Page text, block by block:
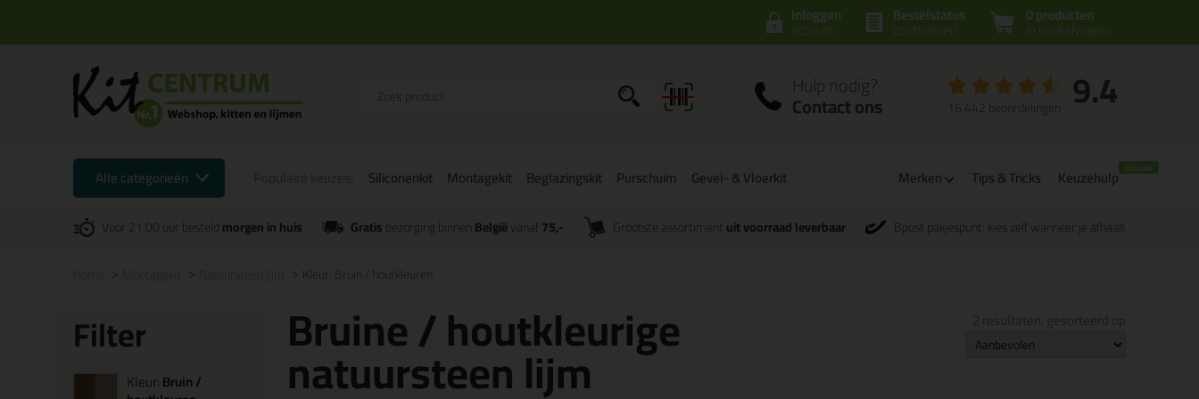
0 producten
in winkelwagen
Bestelstatus
controleren
Inloggen
account
Hulp nodig?
Contact ons 9.4
16.442 beoordelingen
Alle categorieën Siliconenkit Montagekit Beglazingskit Purschuim Gevel- & Vloerkit Merken Tips & Tricks Keuzehulp
Voor 21:00 uur besteldmorgen in huis Gratisbezorging binnenBelgiëvanaf 75,- Grootste assortiment uit voorraad leverbaar Bpost pakjespunt: kies zelf wanneer je afhaalt
Kleur: Bruin / houtkleuren
Filter
Kleur:Bruin /
Bruine / houtkleurige
natuursteen lijm